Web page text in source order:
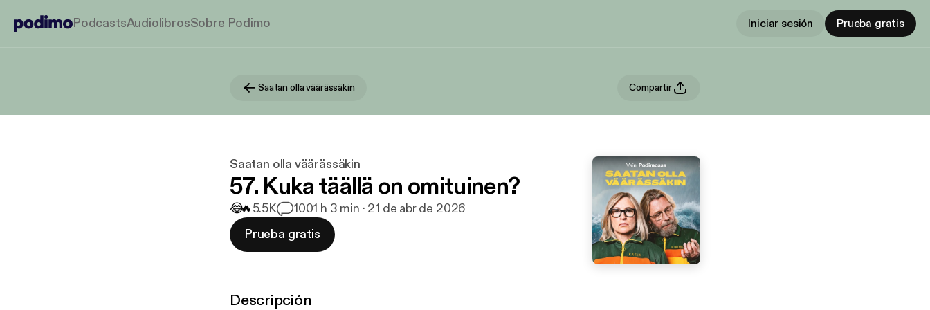
PodcastsAudiolibrosSobre Podimo Iniciar sesión Prueba gratis
Saatan olla väärässäkin Compartir
Saatan olla väärässäkin
57. Kuka täällä on omituinen?
😂🔥5.5K 1001 h 3 min · 21 de abr de 2026
Prueba gratis
Descripción